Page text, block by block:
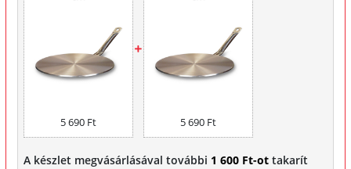
5 690 Ft 5 690 Ft
A készlet megvásárlásával további 1 600 Ft-ot takarít